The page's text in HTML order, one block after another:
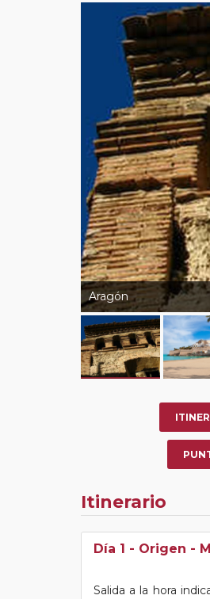
Aragón
Itinerario
Día 1 - Origen -
Salida a la hora